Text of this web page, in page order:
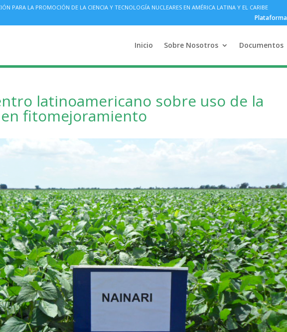
PARA LA PROMOCIÓN DE LA CIENCIA Y TECNOLOGÍA NUCLEARES EN AMÉRICA LATINA Y EL CARIBE
Plataforma
Inicio Sobre Nosotros Documentos
latinoamericano sobre uso de la
fitomejoramiento